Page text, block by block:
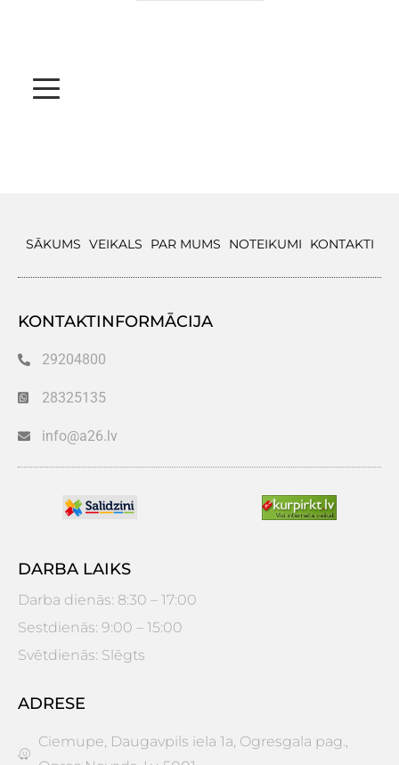
SĀKUMS VEIKALS PAR MUMS NOTEIKUMI KONTAKTI
KONTAKTINFORMĀCIJA
29204800
28325135
info@a26.lv
DARBA LAIKS
Darba dienās: 8:30 – 17:00
Sestdienās: 9:00 – 15:00
Svētdienās: Slēgts
ADRESE
Ciemupe, Daugavpils iela 1a, Ogresgala pag.,